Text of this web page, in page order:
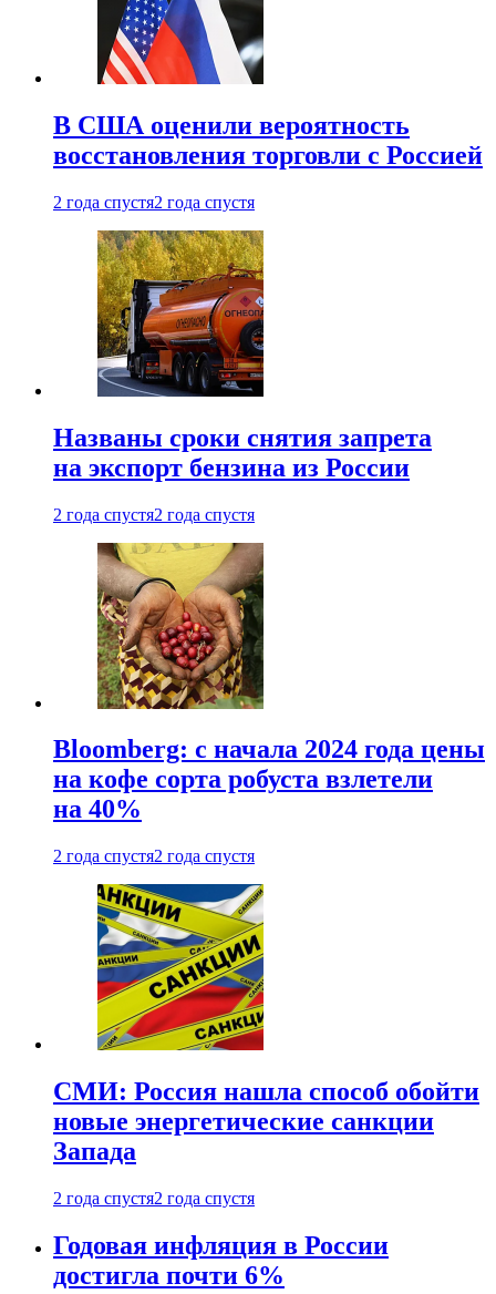
В США оценили вероятность
восстановления торговли с Россией
2 года спустя2 года спустя
Названы сроки снятия запрета
на экспорт бензина из России
2 года спустя2 года спустя
Bloomberg: с начала 2024 года цены
на кофе сорта робуста взлетели
на 40%
2 года спустя2 года спустя
СМИ: Россия нашла способ обойти
новые энергетические санкции
Запада
2 года спустя2 года спустя
Годовая инфляция в России
достигла почти 6%